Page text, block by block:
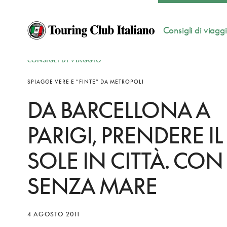
Consigli di
CONSIGLI DI VIAGGIO
SPIAGGE VERE E “FINTE” DA METROPOLI
DA BARCELLONA A
PARIGI, PRENDERE IL
SOLE IN CITTÀ.
SENZA MARE
4 AGOSTO 2011